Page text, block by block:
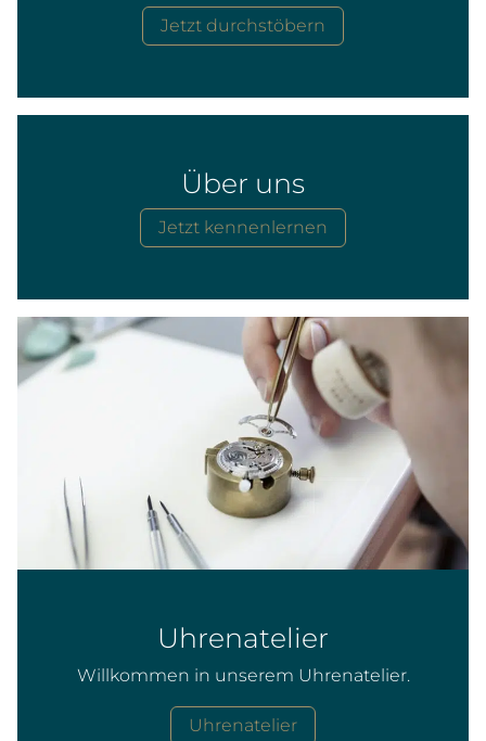
Jetzt durchstöbern
Über uns
Jetzt kennenlernen
Uhrenatelier
Willkommen in unserem Uhrenatelier.
Uhrenatelier